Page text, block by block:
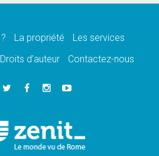
l'Église accompagne les
le chemin de la dignité
le vicariat apostolique de
devient un diocèse
La propriété
Les services
Droits d’auteur Contactez-nous